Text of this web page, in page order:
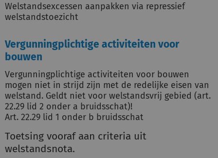
Welstandsexcessen aanpakken via repressief
welstandstoezicht
Vergunningplichtige activiteiten voor
bouwen
Vergunningplichtige activiteiten voor bouwen
mogen niet in strijd zijn met de redelijke eisen van
welstand. Geldt niet voor welstandsvrij gebied (art.
22.29 lid 2 onder a bruidsschat)!
Art. 22.29 lid 1 onder b bruidsschat
Toetsing vooraf aan criteria uit
welstandsnota.